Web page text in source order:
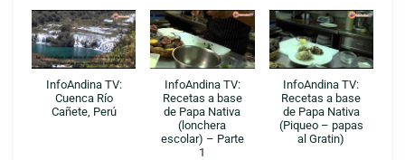
InfoAndina TV:
Cuenca Río
Cañete, Perú
InfoAndina TV:
Recetas a base
de Papa Nativa
(lonchera
escolar) – Parte
1
InfoAndina TV:
Recetas a base
de Papa Nativa
(Piqueo – papas
al Gratin)